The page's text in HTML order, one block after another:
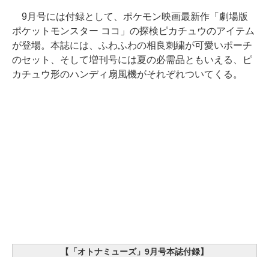
9月号には付録として、ポケモン映画最新作「劇場版
ポケットモンスター ココ」の探検ピカチュウのアイテム
が登場。本誌には、ふわふわの相良刺繍が可愛いポーチ
のセット、そして増刊号には夏の必需品ともいえる、ピ
カチュウ形のハンディ扇風機がそれぞれついてくる。
【「オトナミューズ」9月号本誌付録】